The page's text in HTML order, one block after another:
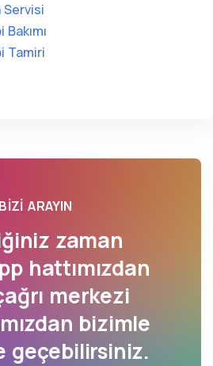
Servisi
Tamiri
BIZI ARAYIN
zaman
hattımızdan
merkezi
bizimle
geçebilirsiniz.